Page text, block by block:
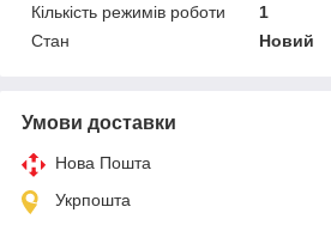
Кількість режимів роботи
1
Стан
Новий
Умови доставки
Нова Пошта
Укрпошта